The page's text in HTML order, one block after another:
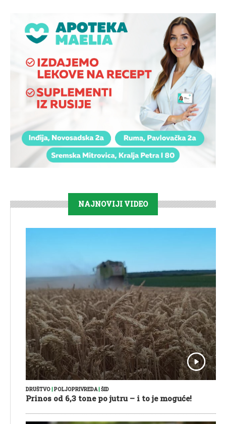
NAJNOVIJI VIDEO
DRUŠTVO|POLJOPRIVREDA|ŠID
Prinos od 6,3 tone po jutru – i to je moguće!